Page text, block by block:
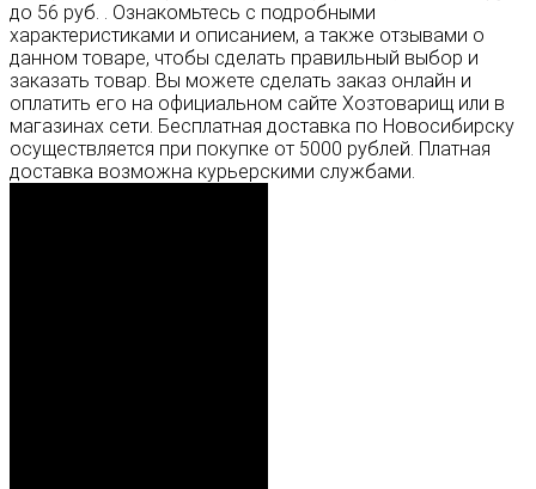
до 56 руб. . Ознакомьтесь с подробными
характеристиками и описанием, а также отзывами о
данном товаре, чтобы сделать правильный выбор и
заказать товар. Вы можете сделать заказ онлайн и
оплатить его на официальном сайте Хозтоварищ или в
магазинах сети. Бесплатная доставка по Новосибирску
осуществляется при покупке от 5000 рублей. Платная
доставка возможна курьерскими службами.